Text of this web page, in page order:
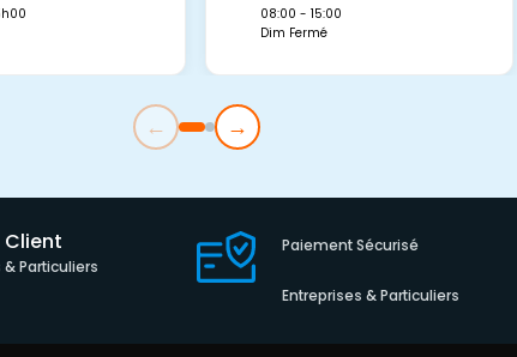
08:00 - 15:00
Dim Fermé
← →
Particuliers
Paiement Sécurisé
Entreprises & Particuliers